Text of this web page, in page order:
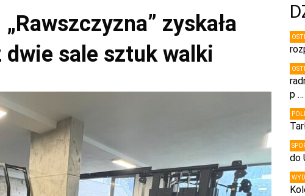
zyskała
sale sztuk walki
p …
do